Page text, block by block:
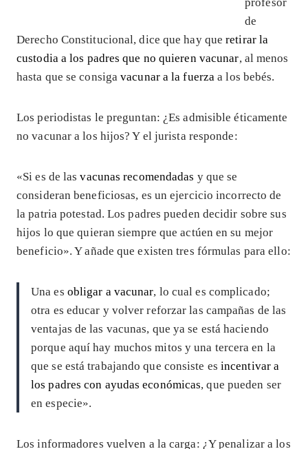
de
Derecho Constitucional, dice que hay queretirar la
custodia a los padres que no quieren vacunar, al menos
hasta que se consigavacunar a la fuerza a los bebés.
Los periodistas le preguntan: ¿Es admisible éticamente
no vacunar a los hijos? Y el jurista responde:
«Si es de lasvacunas recomendadas y que se
consideran beneficiosas, es un ejercicio incorrecto de
la patria potestad. Los padres pueden decidir sobre sus
hijos lo que quieran siempre que actúen en su mejor
beneficio». Y añade que existen tres fórmulas para ello:
Una es obligar a vacunar, lo cual es complicado;
otra es educar y volver reforzar las campañas de las
ventajas de las vacunas, que ya se está haciendo
porque aquí hay muchos mitos y una tercera en la
que se está trabajando que consiste es incentivar a
los padres con ayudas económicas, que pueden ser
en especie».
Los informadores vuelven a la carga: ¿Y penalizar a los